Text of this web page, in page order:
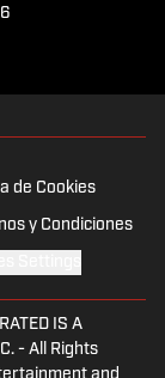
de Cookies
y Condiciones
IS A
- All Rights